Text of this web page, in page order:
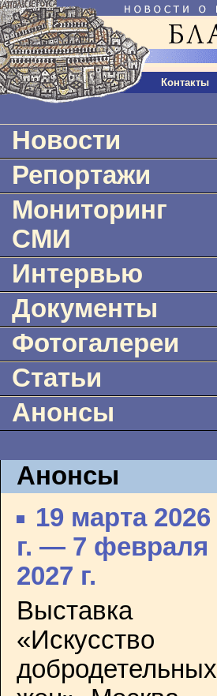
Контакты
Новости
Репортажи
Мониторинг
СМИ
Интервью
Документы
Фотогалереи
Статьи
Анонсы
Анонсы
19 марта 2026
г. — 7 февраля
2027 г.
Выставка
«Искусство
добродетельных